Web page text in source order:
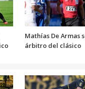
Mathías De Armas
árbitro del clásico